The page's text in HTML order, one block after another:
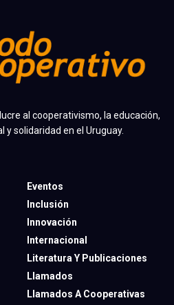
al cooperativismo, la educación,
y solidaridad en el Uruguay.
Eventos
Inclusión
Innovación
Internacional
Literatura Y Publicaciones
Llamados
Llamados A Cooperativas